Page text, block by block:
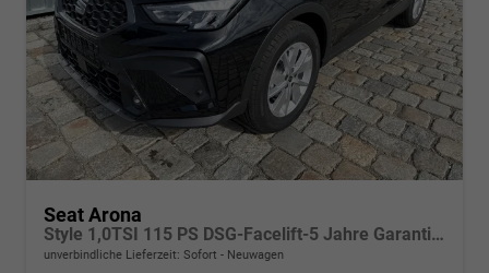
Seat Arona
Style 1,0TSI 115 PS DSG-Facelift-5 Jahre Garantie-Parklenkassistent-PDC vorne&hinten-Rückfahrkamera-LED-ACC-DAB-Fernlichtassistent-ISOFIX-variabler Ladeboden-Sitzheizung-FULL Link-Alu 16"-Sofort
unverbindliche Lieferzeit: Sofort Neuwagen